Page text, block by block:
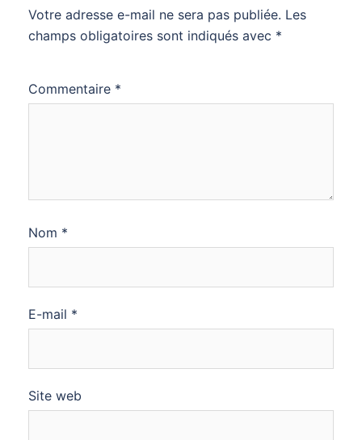
Votre adresse e-mail ne sera pas publiée. Les
champs obligatoires sont indiqués avec *
Commentaire *
Nom *
E-mail *
Site web